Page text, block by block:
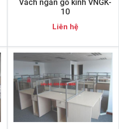
Vách ngăn gỗ kính VNGK-
10
Liên hệ